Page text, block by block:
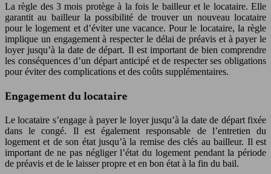
La règle des 3 mois protège à la fois le bailleur et le locataire. Elle
garantit au bailleur la possibilité de trouver un nouveau locataire
pour le logement et d’éviter une vacance. Pour le locataire, la règle
implique un engagement à respecter le délai de préavis et à payer le
loyer jusqu’à la date de départ. Il est important de bien comprendre
les conséquences d’un départ anticipé et de respecter ses obligations
pour éviter des complications et des coûts supplémentaires.
Engagement du locataire
Le locataire s’engage à payer le loyer jusqu’à la date de départ fixée
dans le congé. Il est également responsable de l’entretien du
logement et de son état jusqu’à la remise des clés au bailleur. Il est
important de ne pas négliger l’état du logement pendant la période
de préavis et de le laisser propre et en bon état à la fin du bail.